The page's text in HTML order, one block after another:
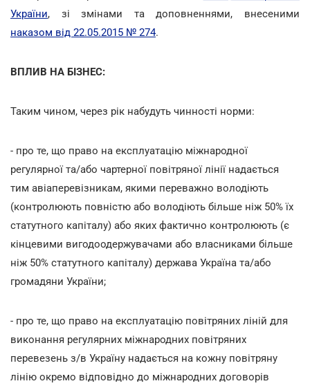
України, зі змінами та доповненнями, внесеними
наказом від 22.05.2015 № 274.
ВПЛИВ НА БІЗНЕС:
Таким чином, через рік набудуть чинності норми:
- про те, що право на експлуатацію міжнародної
регулярної та/або чартерної повітряної лінії надається
тим авіаперевізникам, якими переважно володіють
(контролюють повністю або володіють більше ніж 50% їх
статутного капіталу) або яких фактично контролюють (є
кінцевими вигодоодержувачами або власниками більше
ніж 50% статутного капіталу) держава Україна та/або
громадяни України;
- про те, що право на експлуатацію повітряних ліній для
виконання регулярних міжнародних повітряних
перевезень з/в Україну надається на кожну повітряну
лінію окремо відповідно до міжнародних договорів